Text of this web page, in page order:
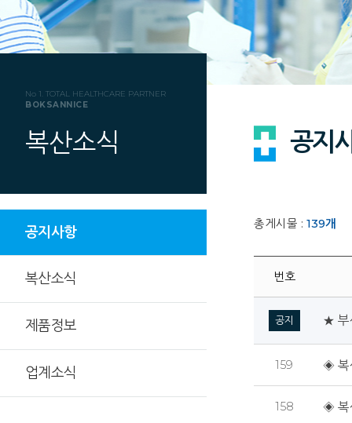
No 1. TOTAL HEALTHCARE PARTNER
BOKSANNICE
복산소식
공지사항
복산소식
제품정보
업계소식
공지
총게시물 : 139개
번호
공지 ★ 부
159 ◈ 복
158 ◈ 복